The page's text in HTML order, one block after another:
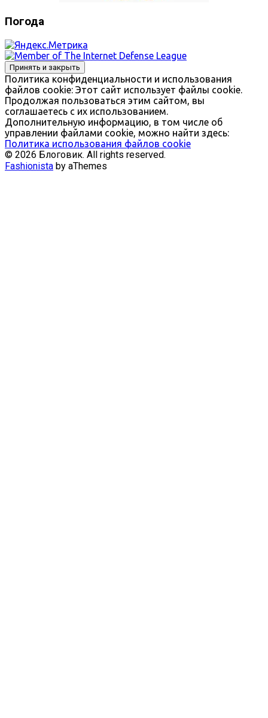
Погода
Политика конфиденциальности и использования
файлов сookie: Этот сайт использует файлы cookie.
Продолжая пользоваться этим сайтом, вы
соглашаетесь с их использованием.
Дополнительную информацию, в том числе об
управлении файлами cookie, можно найти здесь:
Политика использования файлов cookie
© 2026 Блоговик. All rights reserved.
Fashionista by aThemes